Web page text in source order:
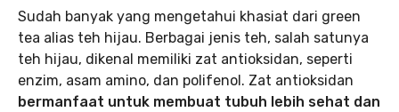
Sudah banyak yang mengetahui khasiat dari green
tea alias teh hijau. Berbagai jenis teh, salah satunya
teh hijau, dikenal memiliki zat antioksidan, seperti
enzim, asam amino, dan polifenol. Zat antioksidan
bermanfaat untuk membuat tubuh lebih sehat dan